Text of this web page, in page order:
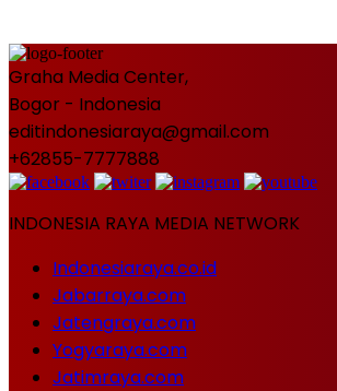
Graha Media Center,
Bogor - Indonesia
editindonesiaraya@gmail.com
+62855-7777888
INDONESIA RAYA MEDIA NETWORK
Indonesiaraya.co.id
Jabarraya.com
Jatengraya.com
Yogyaraya.com
Jatimraya.com